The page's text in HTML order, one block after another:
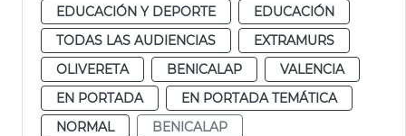
EDUCACIÓN Y DEPORTE
EDUCACIÓN
TODAS LAS AUDIENCIAS
EXTRAMURS
OLIVERETA
BENICALAP
VALENCIA
EN PORTADA
EN PORTADA TEMÁTICA
NORMAL
BENICALAP